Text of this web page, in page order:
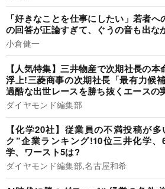
「好きなことを仕事にしたい」若者へ
の回答が正論すぎて、ぐうの音も出な
小倉健一
【人気特集】三井物産で次期社長の本
浮上!三菱商事の次期社長「最有力候
過酷な出世レースを勝ち抜くエースの
ダイヤモンド編集部
【化学20社】従業員の不満投稿が
ク”企業ランキング!10位三井化学、
学、ワースト5は?
ダイヤモンド編集部,名古屋和希